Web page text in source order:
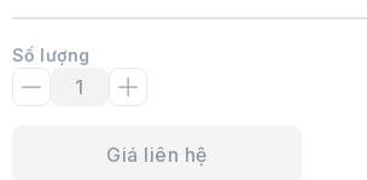
Số lượng
Giá liên hệ